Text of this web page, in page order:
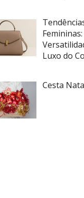
Luxo do
Cesta